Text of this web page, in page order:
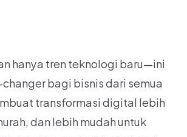
hanya tren teknologi baru—ini
bagi bisnis dari semua
transformasi digital lebih
dan lebih mudah untuk